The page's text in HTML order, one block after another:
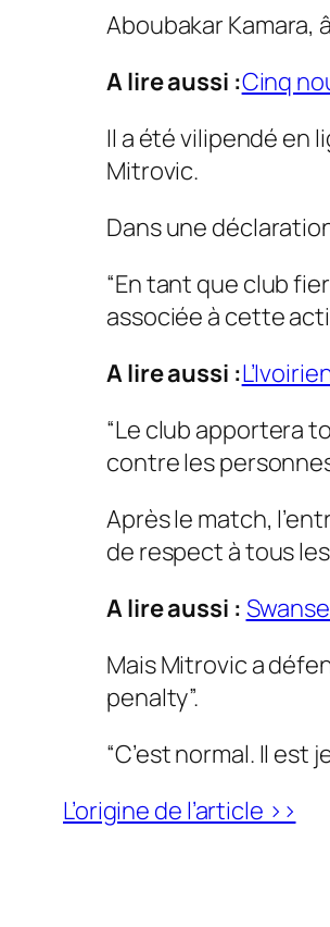
Aboubakar Kamara,
A lire aussi :Cinq
Il a été vilipendé en
Mitrovic.
Dans une
“En tant que club
associée à cette
A lire aussi :
“Le club apportera
contre les
Après le match,
de respect à tous
A lire aussi :
Mais Mitrovic a
penalty”.
“C’est normal. Il est
L’origine de l’article >>